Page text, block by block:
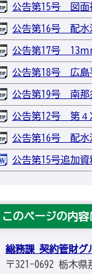
公告第15号 図面
公告第16号 配水
公告第17号 13ｍ
公告第18号 広島
公告第19号 南那
公告第12号 第４
公告第16号 配水
公告第15号追加
このページの内
総務課 契約管財グ
〒321-0692 栃木